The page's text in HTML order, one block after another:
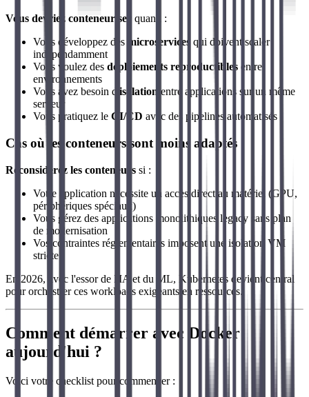
Vous devriez conteneuriser
quand :
Vous développez des microservices qui doivent scaler
indépendamment
Vous voulez des déploiements reproductibles entre
environnements
Vous avez besoin d' isolation entre applications sur un même
serveur
Vous pratiquez le CI/CD avec des pipelines automatisés
Cas où les conteneurs sont moins adaptés
Reconsidérez les conteneurs si :
Votre application nécessite un accès direct au matériel (GPU,
périphériques spéciaux)
Vous gérez des applications monolithiques legacy sans plan
de modernisation
Vos contraintes réglementaires imposent une isolation VM
stricte
En 2026, avec l'essor de l'IA et du ML, Kubernetes devient central
pour orchestrer ces workloads exigeants en ressources.
Comment démarrer avec Docker
aujourd'hui ?
Voici votre checklist pour commencer :